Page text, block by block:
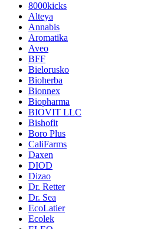
8000kicks
Alteya
Annabis
Aromatika
Aveo
BFF
Bielorusko
Bioherba
Bionnex
Biopharma
BIOVIT LLC
Bishofit
Boro Plus
CaliFarms
Daxen
DIOD
Dizao
Dr. Retter
Dr. Sea
EcoLatier
Ecolek